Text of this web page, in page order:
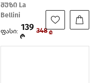
შუზი La
Bellini
ფასი: 139
₾
348 ₾